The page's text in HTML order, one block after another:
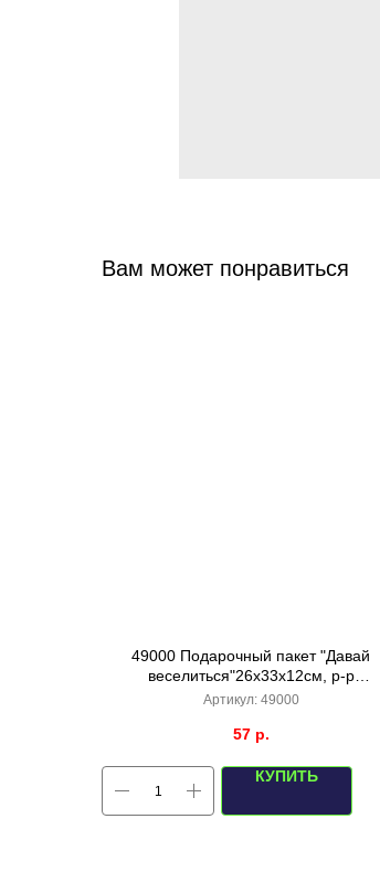
Вам может понравиться
49000 Подарочный пакет "Давай
веселиться"26х33х12см, р-р
26x33x12cm
Артикул: 49000
57 р.
КУПИТЬ